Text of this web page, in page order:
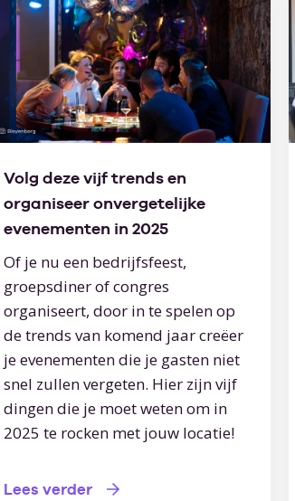
Volg deze vijf trends en
organiseer onvergetelijke
evenementen in 2025
Of je nu een bedrijfsfeest,
groepsdiner of congres
organiseert, door in te spelen op
de trends van komend jaar creëer
je evenementen die je gasten niet
snel zullen vergeten. Hier zijn vijf
dingen die je moet weten om in
2025 te rocken met jouw locatie!
Lees verder